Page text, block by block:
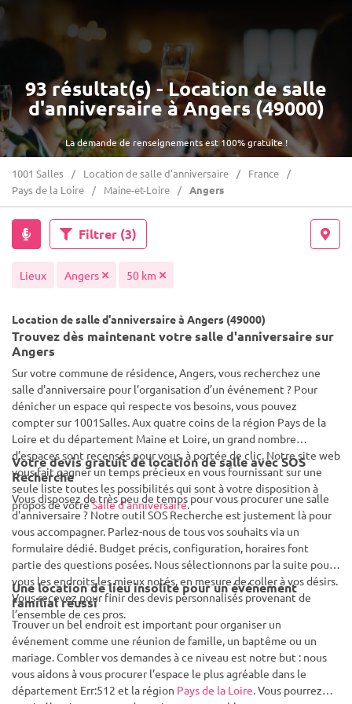
La demande de renseignements est 100% gratuite !
93 résultat(s) - Location de salle
d'anniversaire à Angers (49000)
1001 Salles Location de salle d'anniversaire
France
Pays de la Loire
Maine-et-Loire Angers
Filtrer (3)
Lieux Angers 50 km
Location de salle d'anniversaire à Angers (49000)
Trouvez dès maintenant votre salle d'anniversaire sur
Angers
Sur votre commune de résidence, Angers, vous recherchez une
salle d'anniversaire pour l’organisation d’un événement ? Pour
dénicher un espace qui respecte vos besoins, vous pouvez
compter sur 1001Salles. Aux quatre coins de la région Pays de la
Loire et du département Maine et Loire, un grand nombre
d’espaces sont recensés pour vous, à portée de clic. Notre site web
vous fait gagner un temps précieux en vous fournissant sur une
seule liste toutes les possibilités qui sont à votre disposition à
propos de votreSalle d'anniversaire.
Votre devis gratuit de location de salle avec SOS
Recherche
Vous disposez de très peu de temps pour vous procurer une salle
d'anniversaire ? Notre outil SOS Recherche est justement là pour
vous accompagner. Parlez-nous de tous vos souhaits via un
formulaire dédié. Budget précis, configuration, horaires font
partie des questions posées. Nous sélectionnons par la suite pour
vous les endroits les mieux notés, en mesure de coller à vos désirs.
Vous recevez pour finir des devis personnalisés provenant de
l’ensemble de ces pros.
Une location de lieu insolite pour un événement
familial réussi
Trouver un bel endroit est important pour organiser un
événement comme une réunion de famille, un baptême ou un
mariage. Combler vos demandes à ce niveau est notre but : nous
vous aidons à vous procurer l’espace le plus agréable dans le
département Err:512 et la région Pays de la Loire. Vous pourrez